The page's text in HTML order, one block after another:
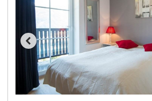
Fieberbrunn från 9.645 kr.
Ischgl från 11.295 kr.
Wagrain från 7.095 kr.
Val Thorens från 8.395 kr.
St. Anton från 11.245 kr.
Zell am See från 6.295 kr.
Canazei från 7.195 kr.
Livigno från 5.595 kr.
Ponte di Legno från 7.395 kr.